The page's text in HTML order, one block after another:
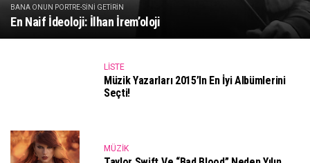
BANA ONUN PORTRE-SINI GETIRIN
En Naif İdeoloji: İlhan İrem’oloji
LISTE
Müzik Yazarları 2015’in En İyi Albümlerini
Seçti!
MÜZIK